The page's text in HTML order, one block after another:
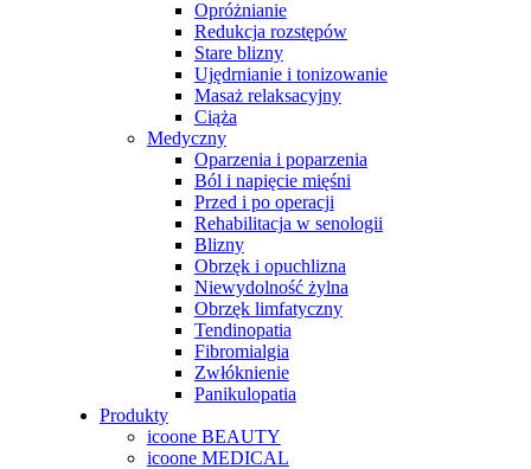
Opróżnianie
Redukcja rozstępów
Stare blizny
Ujędrnianie i tonizowanie
Masaż relaksacyjny
Ciąża
Medyczny
Oparzenia i poparzenia
Ból i napięcie mięśni
Przed i po operacji
Rehabilitacja w senologii
Blizny
Obrzęk i opuchlizna
Niewydolność żylna
Obrzęk limfatyczny
Tendinopatia
Fibromialgia
Zwłóknienie
Panikulopatia
Produkty
icoone BEAUTY
icoone MEDICAL